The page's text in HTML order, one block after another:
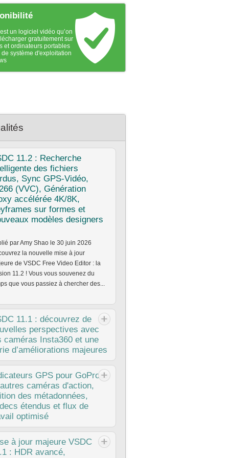
un logiciel vidéo qu’on
gratuitement sur
et ordinateurs portables
de système d'exploitation
11.2 : Recherche
des fichiers
Sync GPS‑Vidéo,
(VVC), Génération
accélérée 4K/8K,
sur formes et
modèles designers
par Amy Shao le 30 juin 2026
la nouvelle mise à jour
de VSDC Free Video Editor : la
11.2 ! Vous vous souvenez du
que vous passiez à chercher des...
11.1 : découvrez de
perspectives avec
caméras Insta360 et une
d’améliorations majeures
par Amy Shao le 11 mars 2026
est le meilleur cadeau pour une
créative ? De nouvelles
bien sûr. Avec la mise à jour
l’équipe VSDC introduit la...
GPS pour GoPro
caméras d'action,
des métadonnées,
étendus et flux de
optimisé
par Amy Shao 19/11/25 Découvrez
à jour tant attendue VSDC 10.2 :
à jour majeure VSDC
: HDR avancé,